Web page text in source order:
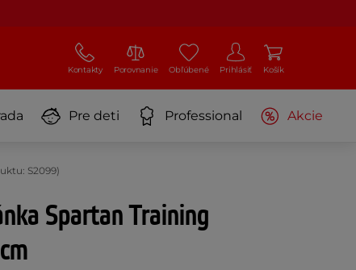
Kontakty Porovnanie Obľúbené Prihlásiť Košík
Pre deti Professional Akcie
S2099)
Spartan Training